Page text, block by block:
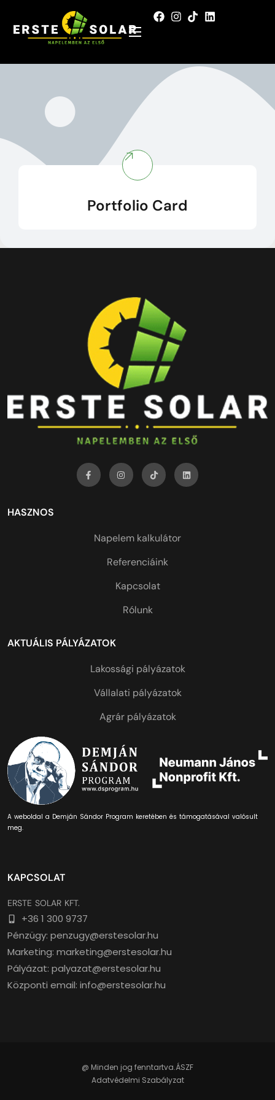
Portfolio Card
HASZNOS
Napelem kalkulátor
Referenciáink
Kapcsolat
Rólunk
AKTUÁLIS PÁLYÁZATOK
Lakossági pályázatok
Vállalati pályázatok
Agrár pályázatok
A weboldal a Demján Sándor Program keretében és támogatásával valósult
meg.
KAPCSOLAT
ERSTE SOLAR KFT.
+36 1 300 9737
Pénzügy: penzugy@erstesolar.hu
Marketing: marketing@erstesolar.hu
Pályázat: palyazat@erstesolar.hu
Központi email: info@erstesolar.hu
@ Minden jog fenntartva.ÁSZF
Adatvédelmi Szabályzat